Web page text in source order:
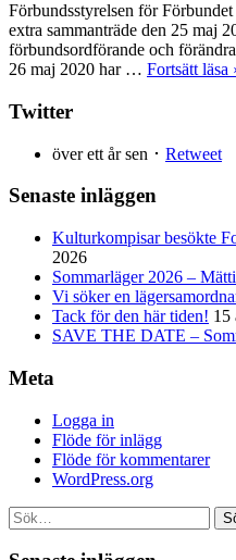
Förbundsstyrelsen för
extra sammanträde den 25 maj
förbundsordförande och
26 maj 2020 har … Fortsätt läsa
Twitter
över ett år sen ･ Retweet
Senaste inläggen
Kulturkompisar besökte
2026
Sommarläger 2026 –
Vi söker en
Tack för den här tiden! 15
SAVE THE DATE –
Meta
Logga in
Flöde för inlägg
Flöde för kommentarer
WordPress.org